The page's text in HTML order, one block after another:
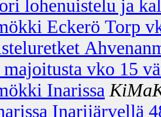
lohenuistelu ja
Eckerö Torp
majoitusta vko 15
Inarissa
Inarijärvellä